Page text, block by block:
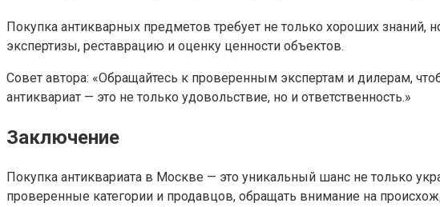
Покупка антикварных предметов требует не только хороших
экспертизы, реставрацию и оценку ценности объектов.
Совет автора: «Обращайтесь к проверенным экспертам и дилерам,
антиквариат — это не только удовольствие, но и ответственность.»
Заключение
Покупка антиквариата в Москве — это уникальный шанс не только
проверенные категории и продавцов, обращать внимание на